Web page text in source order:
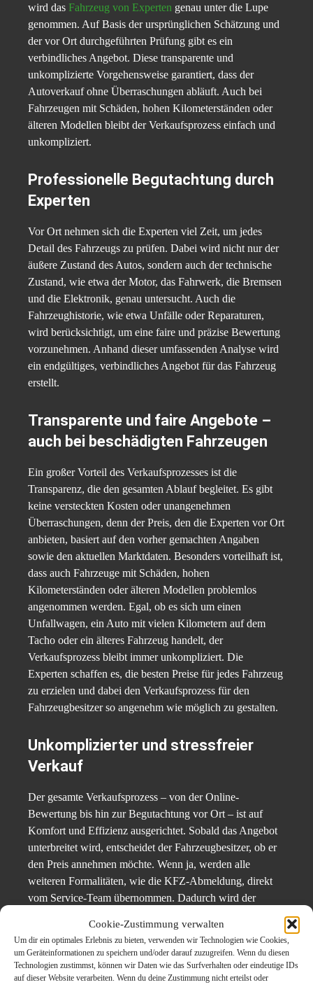
Cookie-Zustimmung verwalten
Um dir ein optimales Erlebnis zu bieten, verwenden wir Technologien wie Cookies,
um Geräteinformationen zu speichern und/oder darauf zuzugreifen. Wenn du diesen
Technologien zustimmst, können wir Daten wie das Surfverhalten oder eindeutige IDs
auf dieser Website verarbeiten. Wenn du deine Zustimmung nicht erteilst oder
wird das Fahrzeug von Experten genau unter die Lupe
genommen. Auf Basis der ursprünglichen Schätzung und
der vor Ort durchgeführten Prüfung gibt es ein
verbindliches Angebot. Diese transparente und
unkomplizierte Vorgehensweise garantiert, dass der
Autoverkauf ohne Überraschungen abläuft. Auch bei
Fahrzeugen mit Schäden, hohen Kilometerständen oder
älteren Modellen bleibt der Verkaufsprozess einfach und
unkompliziert.
Professionelle Begutachtung durch
Experten
Vor Ort nehmen sich die Experten viel Zeit, um jedes
Detail des Fahrzeugs zu prüfen. Dabei wird nicht nur der
äußere Zustand des Autos, sondern auch der technische
Zustand, wie etwa der Motor, das Fahrwerk, die Bremsen
und die Elektronik, genau untersucht. Auch die
Fahrzeughistorie, wie etwa Unfälle oder Reparaturen,
wird berücksichtigt, um eine faire und präzise Bewertung
vorzunehmen. Anhand dieser umfassenden Analyse wird
ein endgültiges, verbindliches Angebot für das Fahrzeug
erstellt.
Transparente und faire Angebote –
auch bei beschädigten Fahrzeugen
Ein großer Vorteil des Verkaufsprozesses ist die
Transparenz, die den gesamten Ablauf begleitet. Es gibt
keine versteckten Kosten oder unangenehmen
Überraschungen, denn der Preis, den die Experten vor Ort
anbieten, basiert auf den vorher gemachten Angaben
sowie den aktuellen Marktdaten. Besonders vorteilhaft ist,
dass auch Fahrzeuge mit Schäden, hohen
Kilometerständen oder älteren Modellen problemlos
angenommen werden. Egal, ob es sich um einen
Unfallwagen, ein Auto mit vielen Kilometern auf dem
Tacho oder ein älteres Fahrzeug handelt, der
Verkaufsprozess bleibt immer unkompliziert. Die
Experten schaffen es, die besten Preise für jedes Fahrzeug
zu erzielen und dabei den Verkaufsprozess für den
Fahrzeugbesitzer so angenehm wie möglich zu gestalten.
Unkomplizierter und stressfreier
Verkauf
Der gesamte Verkaufsprozess – von der Online-
Bewertung bis hin zur Begutachtung vor Ort – ist auf
Komfort und Effizienz ausgerichtet. Sobald das Angebot
unterbreitet wird, entscheidet der Fahrzeugbesitzer, ob er
den Preis annehmen möchte. Wenn ja, werden alle
weiteren Formalitäten, wie die KFZ-Abmeldung, direkt
vom Service-Team übernommen. Dadurch wird der
um nichts weiter kümmern muss. Der Verkauf ist in
wenigen Stunden abgeschlossen, und der Kaufpreis wird
schnell und zuverlässig ausgezahlt.